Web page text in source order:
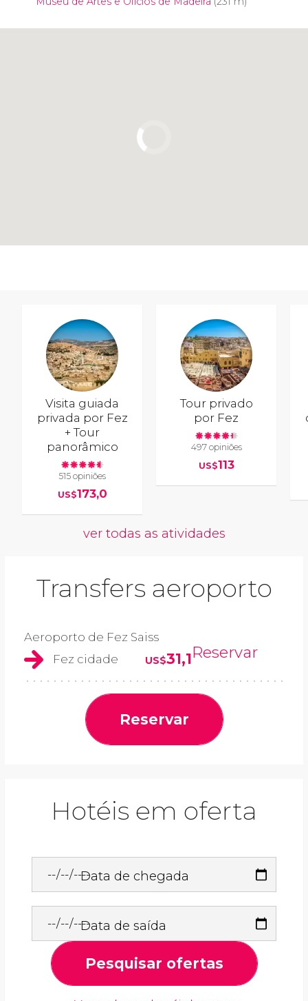
Visita guiada
privada por Fez
+ Tour
panorâmico
515 opiniões
US$173,0
Tour privado
por Fez
497 opiniões
US$113
ver todas as atividades
Transfers aeroporto
Aeroporto de Fez Saiss
Fez cidade
US$31,1Reservar
Reservar
Hotéis em oferta
Data de chegada
Data de saída
Pesquisar ofertas